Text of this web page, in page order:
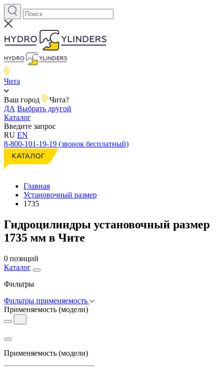
Чита
Ваш город
Чита?
ДА Выбрать другой
Каталог
Введите запрос
RU EN
8-800-101-19-19 (звонок бесплатный)
Главная
Установочный размер
1735
Гидроцилиндры установочный размер
1735 мм в Чите
0 позиций
Каталог
Фильтры
Фильтры применяемость
Применяемость (модели)
Применяемость (модели)